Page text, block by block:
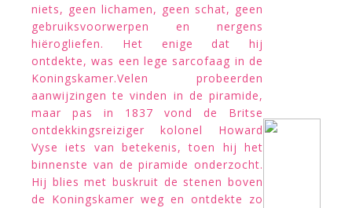
niets, geen lichamen, geen schat, geen
gebruiksvoorwerpen en nergens
hiërogliefen. Het enige dat hij
ontdekte, was een lege sarcofaag in de
Koningskamer.Velen probeerden
aanwijzingen te vinden in de piramide,
maar pas in 1837 vond de Britse
ontdekkingsreiziger kolonel Howard
Vyse iets van betekenis, toen hij het
binnenste van de piramide onderzocht.
Hij blies met buskruit de stenen boven
de Koningskamer weg en ontdekte zo